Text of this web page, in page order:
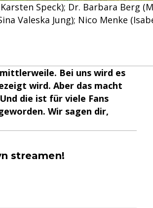
Speck); Dr. Barbara Berg
Valeska Jung); Nico Menke
Bei uns wird es
wird. Aber das macht
die ist für viele Fans
Wir sagen dir,
streamen!